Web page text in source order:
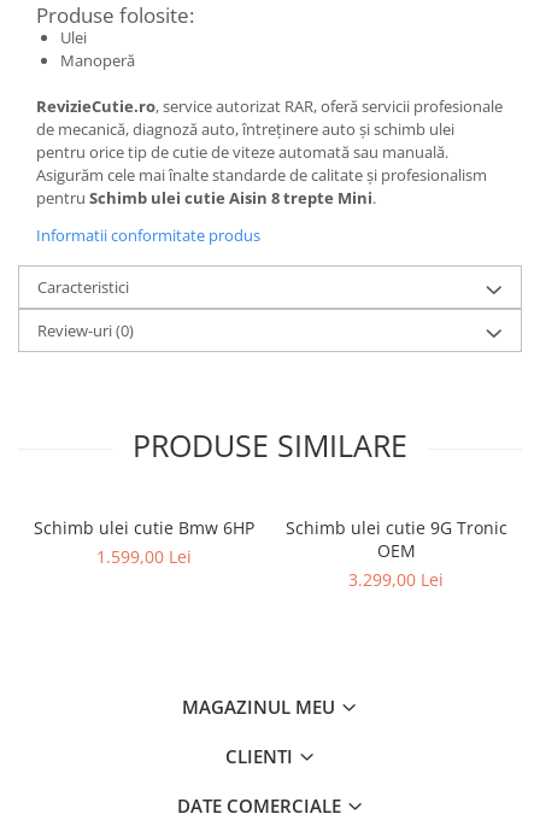
Produse folosite:
Ulei
Manoperă
RevizieCutie.ro, service autorizat RAR, oferă servicii profesionale
de mecanică, diagnoză auto, întreținere auto și schimb ulei
pentru orice tip de cutie de viteze automată sau manuală.
Asigurăm cele mai înalte standarde de calitate și profesionalism
pentru Schimb ulei cutie Aisin 8 trepte Mini.
Informatii conformitate produs
Caracteristici
Review-uri(0)
PRODUSE SIMILARE
Schimb ulei cutie Bmw 6HP
1.599,00 Lei
Schimb ulei cutie 9G Tronic
OEM
3.299,00 Lei
MAGAZINUL MEU
CLIENTI
DATE COMERCIALE